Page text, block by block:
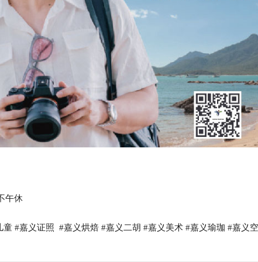
午休
#嘉义证照 #嘉义烘焙 #嘉义二胡 #嘉义美术 #嘉义瑜珈 #嘉义空